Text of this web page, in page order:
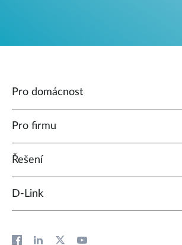
Pro domácnost
Pro firmu
Řešení
D‑Link